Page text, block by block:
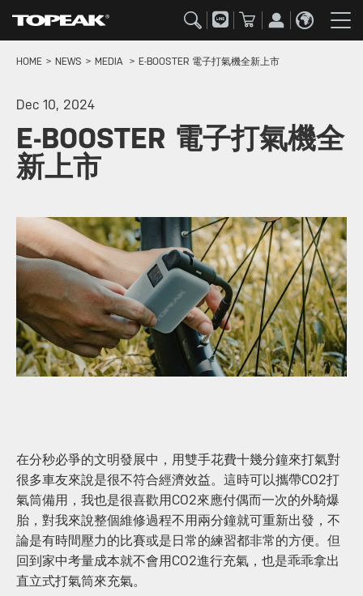
HOME NEWS MEDIA E-BOOSTER 電子打氣機全新上市
Dec 10, 2024
E-BOOSTER 電子打氣機全
新上市
在分秒必爭的文明發展中，用雙手花費十幾分鐘來打氣對
很多車友來說是很不符合經濟效益。這時可以攜帶CO2打
氣筒備用，我也是很喜歡用CO2來應付偶而一次的外騎爆
胎，對我來說整個維修過程不用兩分鐘就可重新出發，不
論是有時間壓力的比賽或是日常的練習都非常的方便。但
回到家中考量成本就不會用CO2進行充氣，也是乖乖拿出
直立式打氣筒來充氣。